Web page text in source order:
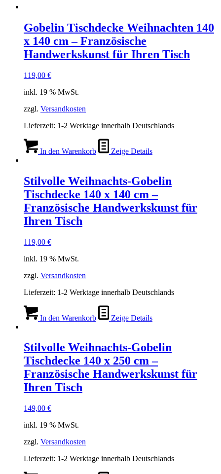
Gobelin Tischdecke Weihnachten 140
x 140 cm – Französische
Handwerkskunst für Ihren Tisch
119,00 €
inkl. 19 % MwSt.
zzgl. Versandkosten
Lieferzeit: 1-2 Werktage innerhalb Deutschlands
In den Warenkorb Zeige Details
Stilvolle Weihnachts-Gobelin
Tischdecke 140 x 140 cm –
Französische Handwerkskunst für
Ihren Tisch
119,00 €
inkl. 19 % MwSt.
zzgl. Versandkosten
Lieferzeit: 1-2 Werktage innerhalb Deutschlands
In den Warenkorb Zeige Details
Stilvolle Weihnachts-Gobelin
Tischdecke 140 x 250 cm –
Französische Handwerkskunst für
Ihren Tisch
149,00 €
inkl. 19 % MwSt.
zzgl. Versandkosten
Lieferzeit: 1-2 Werktage innerhalb Deutschlands